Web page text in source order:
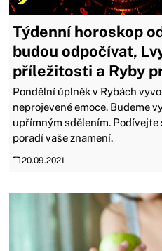
Týdenní horoskop
budou odpočívat,
příležitosti a Ryby
Pondělní úplněk v Rybách
neprojevené emoce. Budeme
upřímným sdělením. Podívejte
poradí vaše znamení.
20.09.2021